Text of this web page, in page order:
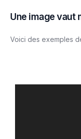
Une imagevaut
Voici des exemples